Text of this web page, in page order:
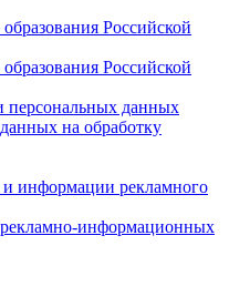
персональных данных
на обработку
информации рекламного
информационных